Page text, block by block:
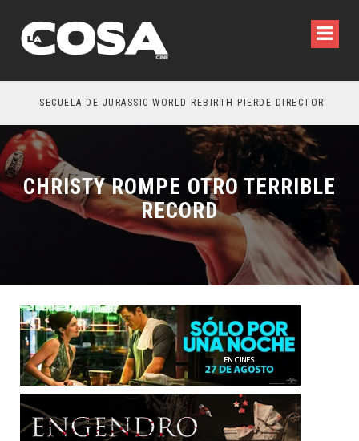
SECUELA DE JURASSIC WORLD REBIRTH PIERDE DIRECTOR
CHRISTY ROMPE OTRO TERRIBLE
RECORD